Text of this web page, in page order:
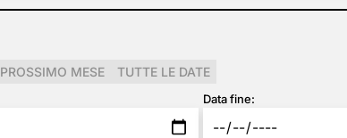
PROSSIMO MESE TUTTE LE DATE
Data fine: